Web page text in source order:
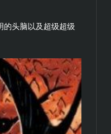
头脑以及超级超级